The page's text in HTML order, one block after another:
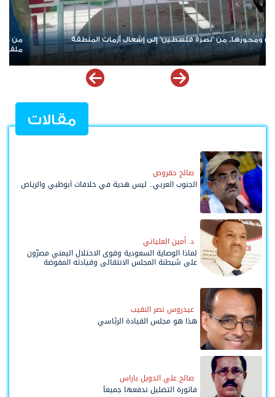
*ردود
وحضرموت*
لا يقود الحل؟.. تحالف جديد في باب المندب يعيد فتح
التحالف العربي في اليمن
مقالات
صالح حقروص
الجنوب العربي.. ليس هدية في خلافات أبوظبي والرياض
د. أمين العلياني
لماذا الوصاية السعودية وقوى الاحتلال اليمني مصرّون
على شيطنة المجلس الانتقالي وقيادته المفوضة
عيدروس نصر النقيب
هذا هو مجلس القيادة الرئاسي
صالح علي الدويل باراس
فاتورة التضليل ندفعها جميعاً